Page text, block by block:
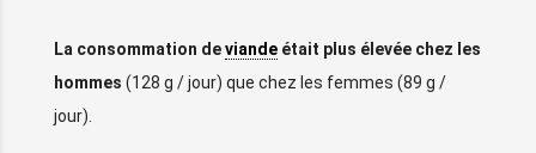
La consommation deviande était plus élevée chez les
hommes (128 g / jour) que chez les femmes (89 g /
jour).